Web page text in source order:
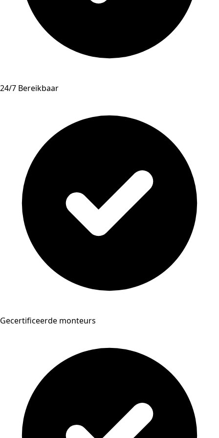
24/7 Bereikbaar
Gecertificeerde monteurs